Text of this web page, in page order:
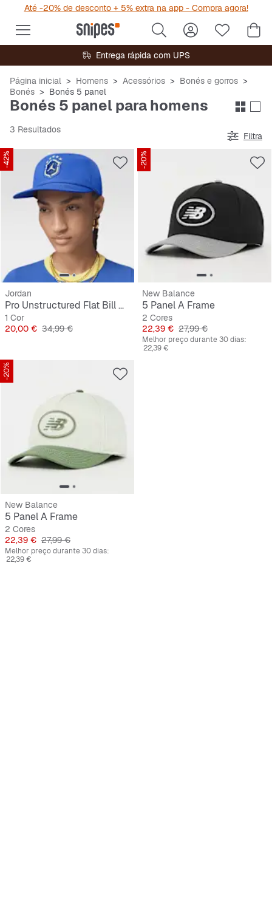
Até -20% de desconto + 5% extra na app - Compra agora!
Entrega rápida com UPS
Página inicial Homens Acessórios
Bonés e gorros
Bonés
Bonés 5 panel
Bonés 5 panel para homens
3 Resultados
Filtra
-42%
Jordan
Pro Unstructured Flat Bill Hat
1 Cor
Preço
20,00 € Preço original
34,99 €
-20%
New Balance
5 Panel A Frame
2 Cores
Preço
22,39 € Preço original
27,99 €
Melhor preço durante 30 dias:
22,39 €
-20%
New Balance
5 Panel A Frame
2 Cores
Preço
22,39 € Preço original
27,99 €
Melhor preço durante 30 dias:
22,39 €